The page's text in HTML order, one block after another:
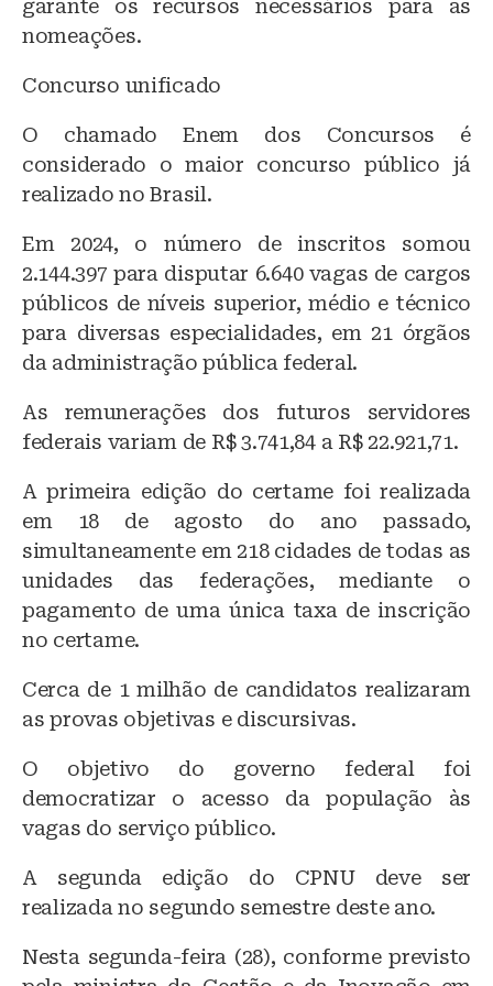
garante os recursos necessários para as
nomeações.
Concurso unificado
O chamado Enem dos Concursos é
considerado o maior concurso público já
realizado no Brasil.
Em 2024, o número de inscritos somou
2.144.397 para disputar 6.640 vagas de cargos
públicos de níveis superior, médio e técnico
para diversas especialidades, em 21 órgãos
da administração pública federal.
As remunerações dos futuros servidores
federais variam de R$ 3.741,84 a R$ 22.921,71.
A primeira edição do certame foi realizada
em 18 de agosto do ano passado,
simultaneamente em 218 cidades de todas as
unidades das federações, mediante o
pagamento de uma única taxa de inscrição
no certame.
Cerca de 1 milhão de candidatos realizaram
as provas objetivas e discursivas.
O objetivo do governo federal foi
democratizar o acesso da população às
vagas do serviço público.
A segunda edição do CPNU deve ser
realizada no segundo semestre deste ano.
Nesta segunda-feira (28), conforme previsto